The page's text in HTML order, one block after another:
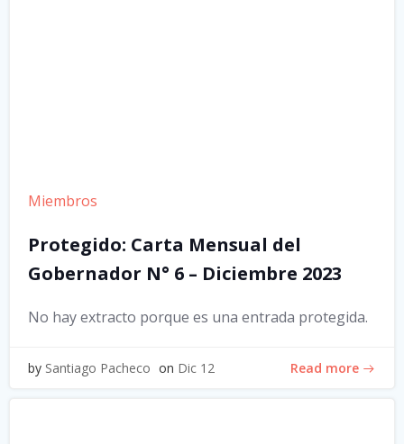
Miembros
Protegido: Carta Mensual del
Gobernador N° 6 – Diciembre 2023
No hay extracto porque es una entrada protegida.
by Santiago Pacheco on Dic 12 Read more